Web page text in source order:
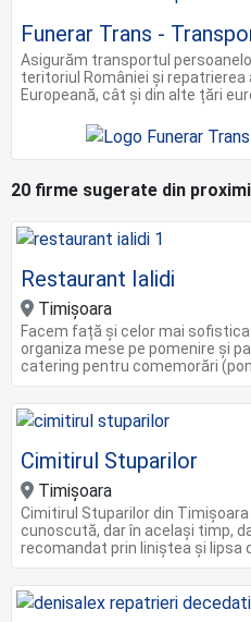
Funerar Trans -
Asigurăm transportul
teritoriul României și
Europeană, cât și din alte țări
20 firme sugerate din
Restaurant Ialidi
Timișoara
Facem față și celor mai
organiza mese pe pomenire și
catering pentru comemorări
Cimitirul Stuparilor
Timișoara
Cimitirul Stuparilor din
cunoscută, dar în acelaşi timp,
recomandat prin liniştea şi lipsa